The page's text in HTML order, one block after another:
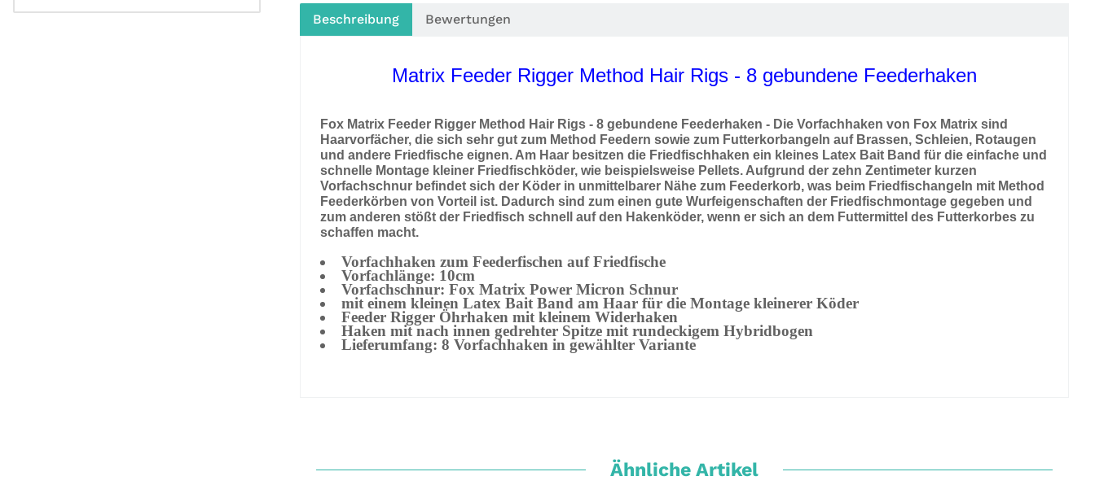
Beschreibung Bewertungen
Matrix Feeder Rigger Method Hair Rigs - 8 gebundene Feederhaken
Fox Matrix Feeder Rigger Method Hair Rigs - 8 gebundene Feederhaken - Die Vorfachhaken von Fox Matrix sind
Haarvorfächer, die sich sehr gut zum Method Feedern sowie zum Futterkorbangeln auf Brassen, Schleien, Rotaugen
und andere Friedfische eignen. Am Haar besitzen die Friedfischhaken ein kleines Latex Bait Band für die einfache und
schnelle Montage kleiner Friedfischköder, wie beispielsweise Pellets. Aufgrund der zehn Zentimeter kurzen
Vorfachschnur befindet sich der Köder in unmittelbarer Nähe zum Feederkorb, was beim Friedfischangeln mit Method
Feederkörben von Vorteil ist. Dadurch sind zum einen gute Wurfeigenschaften der Friedfischmontage gegeben und
zum anderen stößt der Friedfisch schnell auf den Hakenköder, wenn er sich an dem Futtermittel des Futterkorbes zu
schaffen macht.
Vorfachhaken zum Feederfischen auf Friedfische
Vorfachlänge: 10cm
Vorfachschnur: Fox Matrix Power Micron Schnur
mit einem kleinen Latex Bait Band am Haar für die Montage kleinerer Köder
Feeder Rigger Öhrhaken mit kleinem Widerhaken
Haken mit nach innen gedrehter Spitze mit rundeckigem Hybridbogen
Lieferumfang: 8 Vorfachhaken in gewählter Variante
Ähnliche Artikel